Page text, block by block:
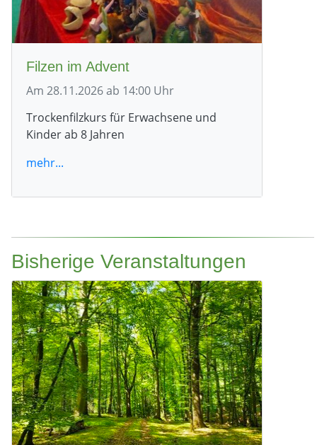
Filzen im Advent
Am 28.11.2026 ab 14:00 Uhr
Trockenfilzkurs für Erwachsene und
Kinder ab 8 Jahren
mehr...
Bisherige Veranstaltungen